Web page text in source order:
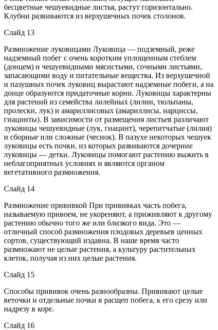
бесцветные чешуевидные листья, растут горизонтально.
Клубни развиваются из верхушечных почек столонов.
Слайд 13
Размножение луковицами Луковица — подземный, реже
надземный побег с очень коротким уплощенным стеблем
(донцем) и чешуевидными мясистыми, сочными листьями,
запасающими воду и питательные вещества. Из верхушечной
и пазушных почек луковиц вырастают надземные побеги, а на
донце образуются придаточные корни. Луковицы характерны
для растений из семейства лилейных (лилии, тюльпаны,
пролески, лук) и амариллисовых (амариллисы, нарциссы,
гиацинты). В зависимости от размещения листьев различают
луковицы чешуевидные (лук, гиацинт), черепитчатые (лилия)
и сборные или сложные (чеснок). В пазухе некоторых чешуек
луковицы есть почки, из которых развиваются дочерние
луковицы — детки. Луковицы помогают растению выжить в
неблагоприятных условиях и являются органом
вегетативного размножения.
Слайд 14
Размножение прививкой При прививках часть побега,
называемую привоем, не укореняют, а приживляют к другому
растению обычно того же или близкого вида. Это —
отличный способ размножения плодовых деревьев ценных
сортов, существующий издавна. В наше время часто
размножают не целые растения, а культуру растительных
клеток, получая из них целые растения.
Слайд 15
Способы прививок очень разнообразны. Прививают целые
веточки и отдельные почки в расщеп побега, к его срезу или
надрезу в коре.
Слайд 16